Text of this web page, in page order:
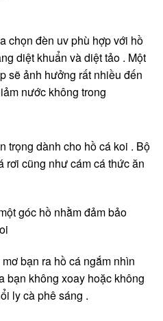
chọn đèn uv phù hợp với hồ
diệt khuẩn và diệt tảo . Một
sẽ ảnh hưởng rất nhiều đến
nước không trong
trọng dành cho hồ cá koi . Bộ
rơi cũng như cám cá thức ăn
góc hồ nhằm đảm bảo
bạn ra hồ cá ngắm nhìn
bạn không xoay hoặc không
ly cà phê sáng .